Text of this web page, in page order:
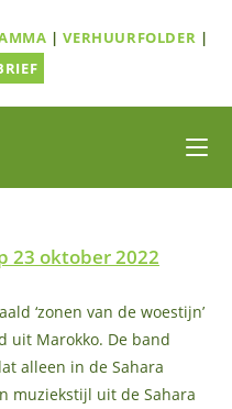
|VERHUURFOLDER |
23 oktober 2022
‘zonen van de woestijn’
uit Marokko. De band
alleen in de Sahara
muziekstijl uit de Sahara